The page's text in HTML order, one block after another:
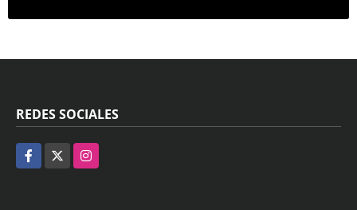
REDES SOCIALES
Facebook Instagram